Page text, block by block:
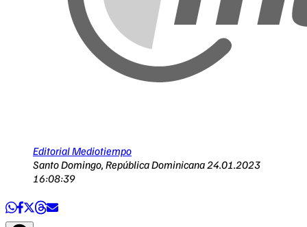
Editorial Mediotiempo
Santo Domingo, República Dominicana24.01.2023
16:08:39